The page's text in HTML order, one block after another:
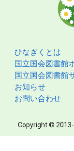
ひなぎくとは
国立国会図書館
国立国会図書館
お知らせ
お問い合わせ
Copyright © 2013-